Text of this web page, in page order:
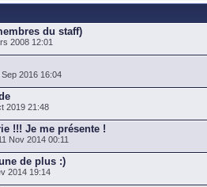
du staff)
2008 12:01
2016 16:04
2019 21:48
!!! Je me présente !
Nov 2014 00:11
de plus :)
2014 19:14